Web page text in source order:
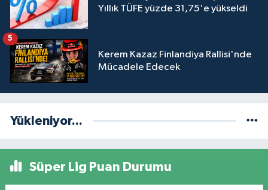
Yıllık TÜFE yüzde 31,75'e yükseldi
Kerem Kazaz Finlandiya Rallisi'nde
Mücadele Edecek
5
Yükleniyor...
Süper Lig Puan Durumu